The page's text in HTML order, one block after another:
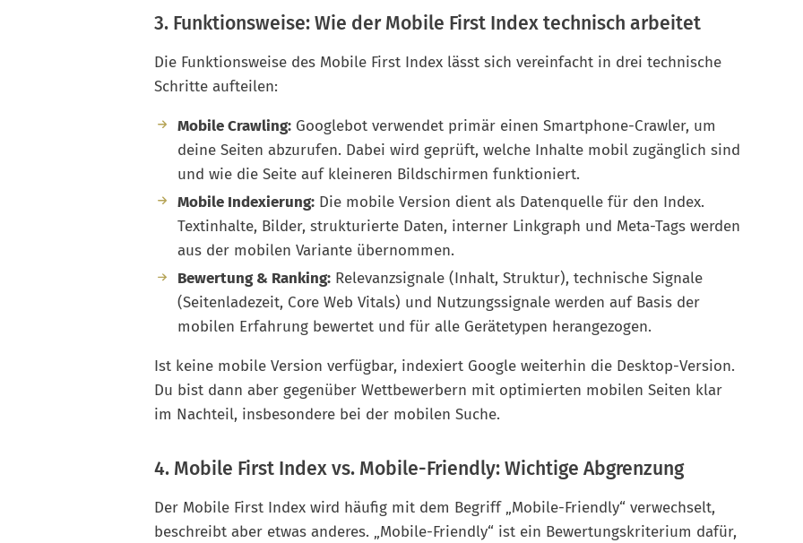
3. Funktionsweise: Wie der Mobile First Index technisch arbeitet
Die Funktionsweise des Mobile First Index lässt sich vereinfacht in drei technische
Schritte aufteilen:
Mobile Crawling:Googlebot verwendet primär einen Smartphone-Crawler, um
deine Seiten abzurufen. Dabei wird geprüft, welche Inhalte mobil zugänglich sind
und wie die Seite auf kleineren Bildschirmen funktioniert.
Mobile Indexierung:Die mobile Version dient als Datenquelle für den Index.
Textinhalte, Bilder, strukturierte Daten, interner Linkgraph und Meta-Tags werden
aus der mobilen Variante übernommen.
Bewertung & Ranking:Relevanzsignale (Inhalt, Struktur), technische Signale
(Seitenladezeit, Core Web Vitals) und Nutzungssignale werden auf Basis der
mobilen Erfahrung bewertet und für alle Gerätetypen herangezogen.
Ist keine mobile Version verfügbar, indexiert Google weiterhin die Desktop-Version.
Du bist dann aber gegenüber Wettbewerbern mit optimierten mobilen Seiten klar
im Nachteil, insbesondere bei der mobilen Suche.
4. Mobile First Index vs. Mobile-Friendly: Wichtige Abgrenzung
Der Mobile First Index wird häufig mit dem Begriff „Mobile-Friendly“ verwechselt,
beschreibt aber etwas anderes. „Mobile-Friendly“ ist ein Bewertungskriterium dafür,